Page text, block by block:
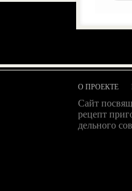
О ПРОЕКТЕ
Сайт
рецепт
дельного